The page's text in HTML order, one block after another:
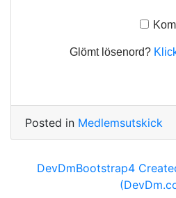
Glömt lösenord?
Posted in Medlemsutskick
DevDmBootstrap4